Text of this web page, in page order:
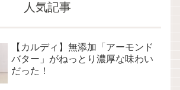
人気記事
【カルディ】無添加「アーモンド
バター」がねっとり濃厚な味わい
だった！